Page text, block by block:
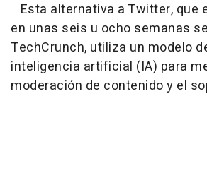
Esta alternativa a Twitter, que
en unas seis u ocho semanas
TechCrunch, utiliza un modelo
inteligencia artificial (IA) para
moderación de contenido y el